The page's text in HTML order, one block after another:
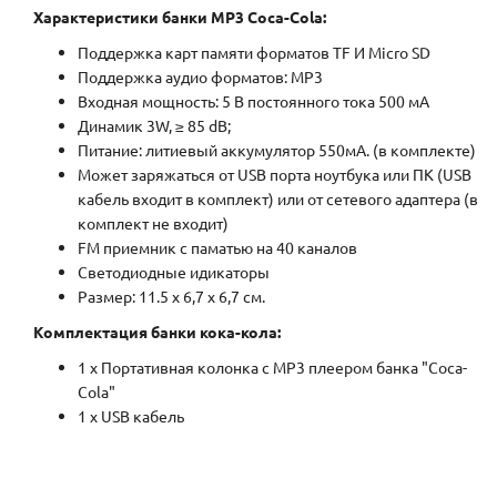
Характеристики банки MP3 Coca-Cola:
Поддержка карт памяти форматов TF И Micro SD
Поддержка аудио форматов: MP3
Входная мощность: 5 В постоянного тока 500 мА
Динамик 3W, ≥ 85 dB;
Питание: литиевый аккумулятор 550мА. (в комплекте)
Может заряжаться от USB порта ноутбука или ПК (USB
кабель входит в комплект) или от сетевого адаптера (в
комплект не входит)
FM приемник с паматью на 40 каналов
Светодиодные идикаторы
Размер: 11.5 х 6,7 х 6,7 см.
Комплектация банки кока-кола:
1 х Портативная колонка с MP3 плеером банка "Coca-
Cola"
1 х USB кабель